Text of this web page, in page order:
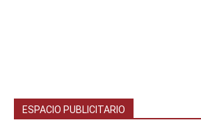
ESPACIO PUBLICITARIO